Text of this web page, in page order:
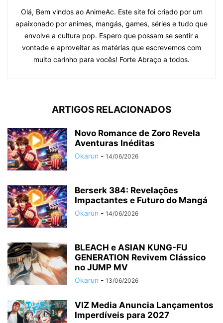
Olá, Bem vindos ao AnimeAc. Este site foi criado por um
apaixonado por animes, mangás, games, séries e tudo que
envolve a cultura pop. Espero que possam se sentir a
vontade e aproveitar as matérias que escrevemos com
muito carinho para vocês! Forte Abraço a todos.
ARTIGOS RELACIONADOS
Novo Romance de Zoro Revela
Aventuras Inéditas
Okarun - 14/06/2026
Berserk 384: Revelações
Impactantes e Futuro do Mangá
Okarun - 14/06/2026
BLEACH e ASIAN KUNG-FU
GENERATION Revivem Clássico
no JUMP MV
Okarun - 13/06/2026
VIZ Media Anuncia Lançamentos
Imperdíveis para 2027